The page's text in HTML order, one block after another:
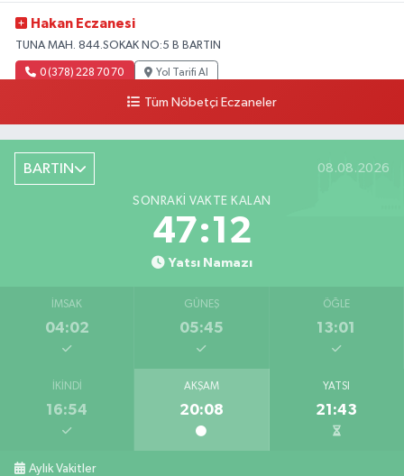
Hakan Eczanesi
TUNA MAH. 844.SOKAK NO:5 B BARTIN
0 (378) 228 70 70 Yol Tarifi Al
Tüm Nöbetçi Eczaneler
BARTIN 08.08.2026
SONRAKI VAKTE KALAN
47:10
Yatsı Namazı
İMSAK
04:02
GÜNEŞ
05:45
ÖĞLE
13:01
İKINDI
16:54
AKŞAM
20:08
YATSI
21:43
Aylık Vakitler